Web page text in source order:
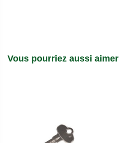
Vous pourriez aussi aimer